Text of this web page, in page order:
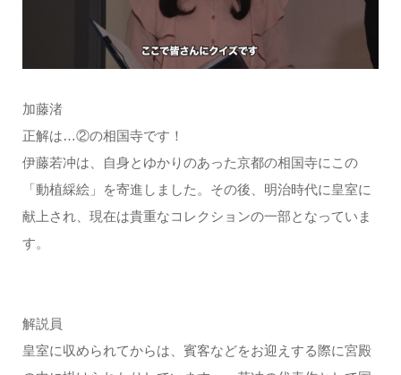
加藤渚
正解は…②の相国寺です！
伊藤若冲は、自身とゆかりのあった京都の相国寺にこの
「動植綵絵」を寄進しました。その後、明治時代に皇室に
献上され、現在は貴重なコレクションの一部となっていま
す。
解説員
皇室に収められてからは、賓客などをお迎えする際に宮殿